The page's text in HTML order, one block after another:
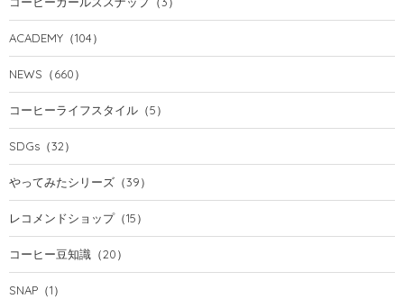
ACADEMY （104）
NEWS （660）
コーヒーライフスタイル （5）
SDGs （32）
やってみたシリーズ （39）
レコメンドショップ（15）
コーヒー豆知識 （20）
SNAP （1）